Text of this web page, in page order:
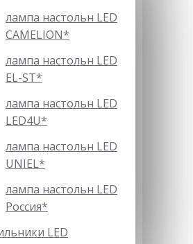
лампа настольн LED
CAMELION*
лампа настольн LED
EL-ST*
лампа настольн LED
LED4U*
лампа настольн LED
UNIEL*
лампа настольн LED
Россия*
LED